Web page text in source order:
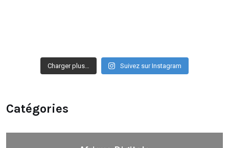
Charger plus… Suivez sur Instagram
Catégories